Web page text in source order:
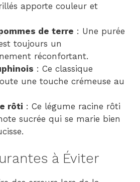
apporte couleur et
de terre : Une purée
toujours un
réconfortant.
: Ce classique
une touche crémeuse au
rôti : Ce légume racine rôti
sucrée qui se marie bien
à Éviter